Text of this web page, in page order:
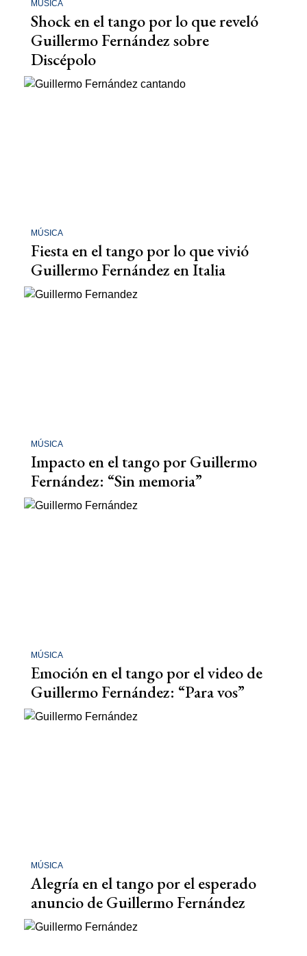
MÚSICA
Shock en el tango por lo que reveló
Guillermo Fernández sobre
Discépolo
MÚSICA
Fiesta en el tango por lo que vivió
Guillermo Fernández en Italia
MÚSICA
Impacto en el tango por Guillermo
Fernández: “Sin memoria”
MÚSICA
Emoción en el tango por el video de
Guillermo Fernández: “Para vos”
MÚSICA
Alegría en el tango por el esperado
anuncio de Guillermo Fernández